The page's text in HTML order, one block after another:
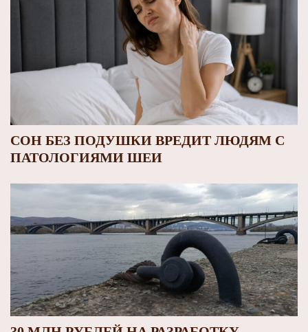
СОН БЕЗ ПОДУШКИ ВРЕДИТ ЛЮДЯМ С
ПАТОЛОГИЯМИ ШЕИ